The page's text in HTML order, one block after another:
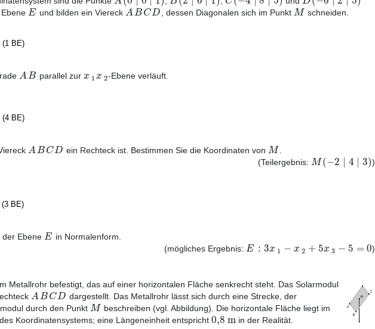
E und bilden ein Viereck ABCD , dessen Diagonalen sich im Punkt M schneiden.
(1 BE)
AB parallel zur x 1x 2-Ebene verläuft.
(4 BE)
ABCD ein Rechteck ist. Bestimmen Sie die Koordinaten von M
(Teilergebnis: M(−2 | 4 | 3))
(3 BE)
der Ebene E in Normalenform.
(mögliches Ergebnis: E : 3x 1 − x 2 +5x 3 − 5 =0)
Metallrohr befestigt, das auf einer horizontalen Fläche senkrecht steht. Das Solarmodul
ABCD dargestellt. Das Metallrohr lässt sich durch eine Strecke, der
durch den Punkt M beschreiben (vgl. Abbildung). Die horizontale Fläche liegt im
Koordinatensystems; eine Längeneinheit entspricht 0,8m in der Realität.